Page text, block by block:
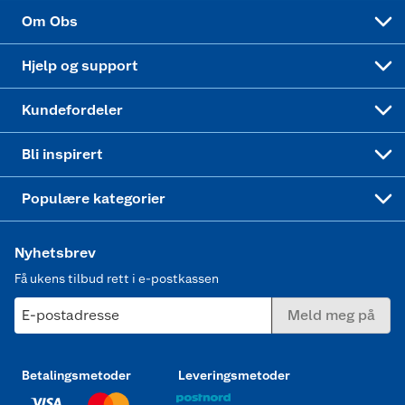
Om Obs
Hjelp og support
Kundefordeler
Bli inspirert
Populære kategorier
Nyhetsbrev
Få ukens tilbud rett i e-postkassen
E-postadresse Meld meg på
Betalingsmetoder Leveringsmetoder